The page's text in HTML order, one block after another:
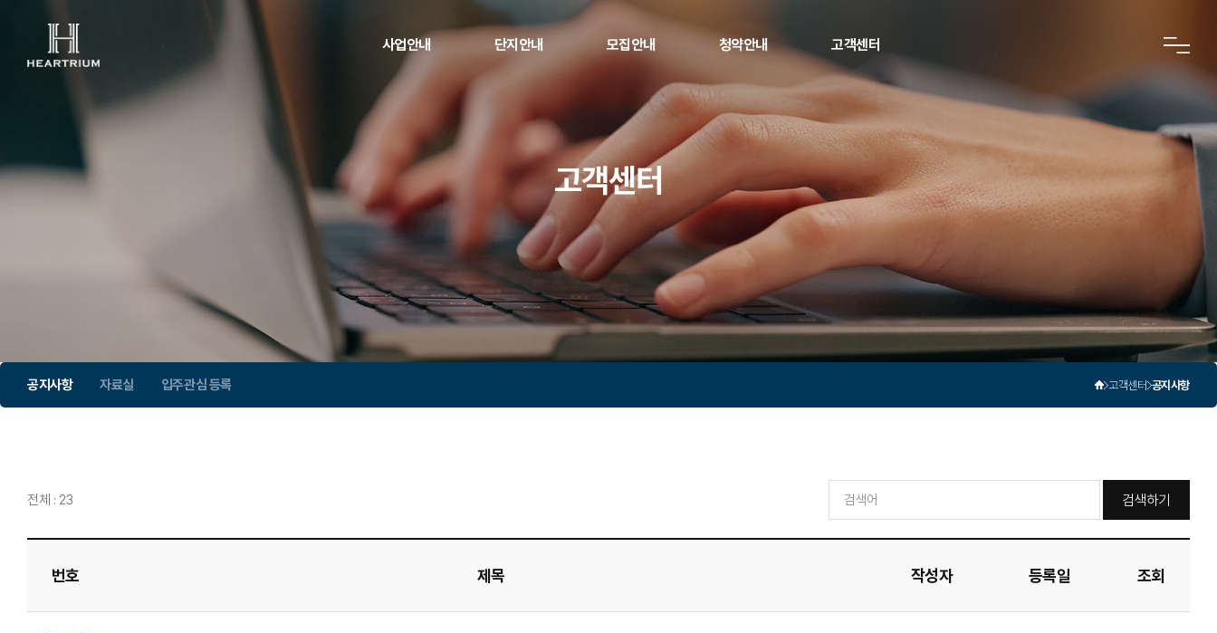
사업안내 단지안내
단지안내
모집안내
청년주택 안내
자격요건
금융지원 안내
모집공고
임대료
청약안내
청약일정
제출서류
청약신청 및 조회
당첨자 확인
고객센터
공지사항
자료실
입주관심 등록
고객센터
공지사항 자료실 입주관심 등록 고객센터 공지사항
전체 : 23 검색하기
번호 제목 작성자 등록일 조회